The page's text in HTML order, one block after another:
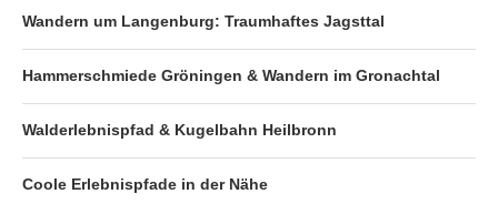
Wandern um Langenburg: Traumhaftes Jagsttal
Hammerschmiede Gröningen & Wandern im Gronachtal
Walderlebnispfad & Kugelbahn Heilbronn
Coole Erlebnispfade in der Nähe